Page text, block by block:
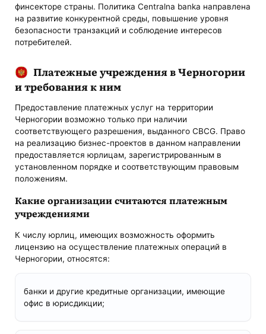
финсекторе страны. Политика Centralna banka направлена
на развитие конкурентной среды, повышение уровня
безопасности транзакций и соблюдение интересов
потребителей.
Платежные учреждения в Черногории
и требования к ним
Предоставление платежных услуг на территории
Черногории возможно только при наличии
соответствующего разрешения, выданного CBCG. Право
на реализацию бизнес-проектов в данном направлении
предоставляется юрлицам, зарегистрированным в
установленном порядке и соответствующим правовым
положениям.
Какие организации считаются платежным
учреждениями
К числу юрлиц, имеющих возможность оформить
лицензию на осуществление платежных операций в
Черногории, относятся:
банки и другие кредитные организации, имеющие
офис в юрисдикции;